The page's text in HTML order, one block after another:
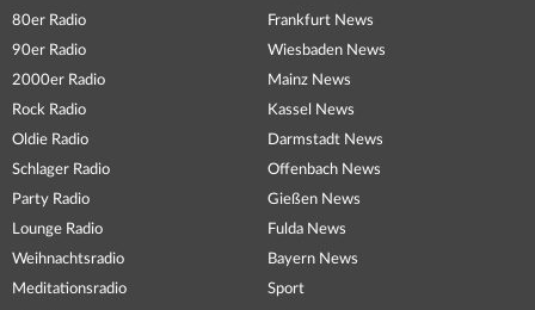
80er Radio
90er Radio
2000er Radio
Rock Radio
Oldie Radio
Schlager Radio
Party Radio
Lounge Radio
Weihnachtsradio
Meditationsradio
Frankfurt News
Wiesbaden News
Mainz News
Kassel News
Darmstadt News
Offenbach News
Gießen News
Fulda News
Bayern News
Sport